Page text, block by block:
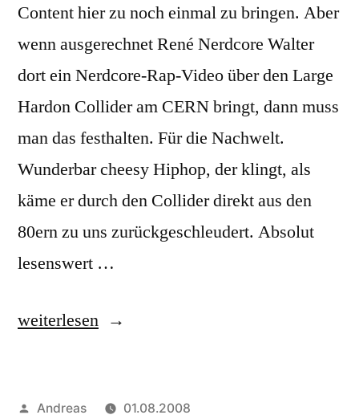
Content hier zu noch einmal zu bringen. Aber
wenn ausgerechnet René Nerdcore Walter
dort ein Nerdcore-Rap-Video über den Large
Hardon Collider am CERN bringt, dann muss
man das festhalten. Für die Nachwelt.
Wunderbar cheesy Hiphop, der klingt, als
käme er durch den Collider direkt aus den
80ern zu uns zurückgeschleudert. Absolut
lesenswert …
„Real
Hardron
weiterlesen
Veröffentlicht
Andreas
01.08.2008